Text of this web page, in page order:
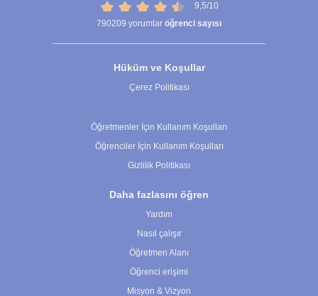
9,5/10
790209 yorumlar öğrenci sayısı
Hüküm ve Koşullar
Çerez Politikası
Öğretmenler İçin Kullanım Koşulları
Öğrenciler İçin Kullanım Koşulları
Gizlilik Politikası
Daha fazlasını öğren
Yardım
Nasıl çalışır
Öğretmen Alanı
Öğrenci erişimi
Misyon & Vizyon